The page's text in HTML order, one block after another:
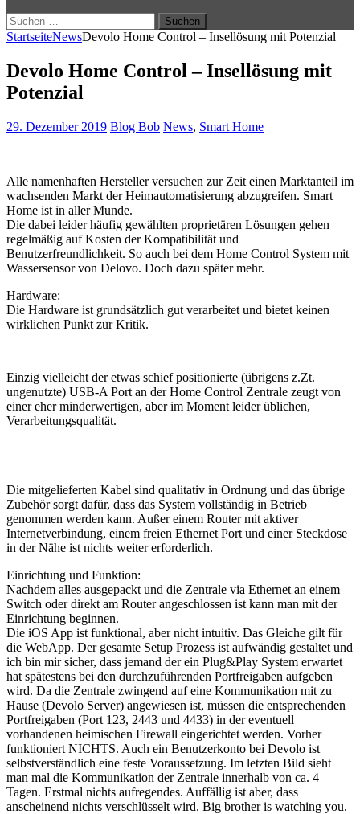
Suchen
nach:
StartseiteNewsDevolo Home Control – Insellösung mit Potenzial
Devolo Home Control – Insellösung mit
Potenzial
29. Dezember 2019 Blog Bob News, Smart Home
Alle namenhaften Hersteller versuchen zur Zeit einen Marktanteil im
wachsenden Markt der Heimautomatisierung abzugreifen. Smart
Home ist in aller Munde.
Die dabei leider häufig gewählten proprietären Lösungen gehen
regelmäßig auf Kosten der Kompatibilität und
Benutzerfreundlichkeit. So auch bei dem Home Control System mit
Wassersensor von Delovo. Doch dazu später mehr.
Hardware:
Die Hardware ist grundsätzlich gut verarbeitet und bietet keinen
wirklichen Punkt zur Kritik.
Einzig vielleicht der etwas schief positionierte (übrigens z.Zt.
ungenutzte) USB-A Port an der Home Control Zentrale zeugt von
einer eher minderwertigen, aber im Moment leider üblichen,
Verarbeitungsqualität.
Die mitgelieferten Kabel sind qualitativ in Ordnung und das übrige
Zubehör sorgt dafür, dass das System vollständig in Betrieb
genommen werden kann. Außer einem Router mit aktiver
Internetverbindung, einem freien Ethernet Port und einer Steckdose
in der Nähe ist nichts weiter erforderlich.
Einrichtung und Funktion:
Nachdem alles ausgepackt und die Zentrale via Ethernet an einem
Switch oder direkt am Router angeschlossen ist kann man mit der
Einrichtung beginnen.
Die iOS App ist funktional, aber nicht intuitiv. Das Gleiche gilt für
die WebApp. Der gesamte Setup Prozess ist aufwändig gestaltet und
ich bin mir sicher, dass jemand der ein Plug&Play System erwartet
hat spätestens bei den durchzuführenden Portfreigaben aufgeben
wird. Da die Zentrale zwingend auf eine Kommunikation mit zu
Hause (Devolo Server) angewiesen ist, müssen die entsprechenden
Portfreigaben (Port 123, 2443 und 4433) in der eventuell
vorhandenen heimischen Firewall eingerichtet werden. Vorher
funktioniert NICHTS. Auch ein Benutzerkonto bei Devolo ist
selbstverständlich eine feste Voraussetzung. Im letzten Bild sieht
man mal die Kommunikation der Zentrale innerhalb von ca. 4
Tagen. Erstmal nichts aufregendes. Auffällig ist aber, dass
anscheinend nichts verschlüsselt wird. Big brother is watching you.